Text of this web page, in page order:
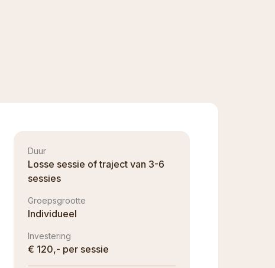
Duur
Losse sessie of traject van 3-6
sessies
Groepsgrootte
Individueel
Investering
€ 120,- per sessie